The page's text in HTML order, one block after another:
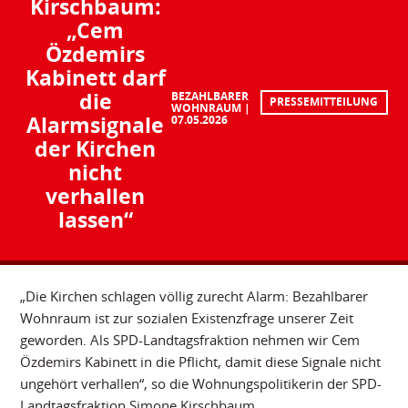
Kirschbaum:
„Cem
Özdemirs
Kabinett darf
die
Alarmsignale
der Kirchen
nicht
verhallen
lassen“
BEZAHLBARER
WOHNRAUM
07.05.2026
PRESSEMITTEILUNG
„Die Kirchen schlagen völlig zurecht Alarm: Bezahlbarer
Wohnraum ist zur sozialen Existenzfrage unserer Zeit
geworden. Als SPD-Landtagsfraktion nehmen wir Cem
Özdemirs Kabinett in die Pflicht, damit diese Signale nicht
ungehört verhallen“, so die Wohnungspolitikerin der SPD-